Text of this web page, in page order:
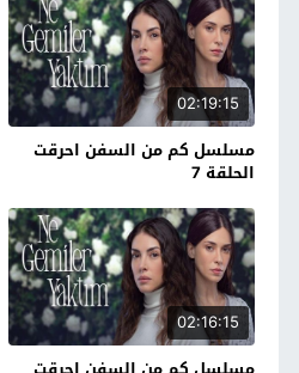
02:19:15
مسلسل كم من السفن احرقت
الحلقة 7
02:16:15